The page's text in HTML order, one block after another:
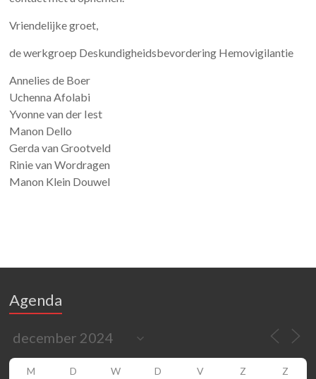
Vriendelijke groet,
de werkgroep Deskundigheidsbevordering Hemovigilantie
Annelies de Boer
Uchenna Afolabi
Yvonne van der Iest
Manon Dello
Gerda van Grootveld
Rinie van Wordragen
Manon Klein Douwel
Agenda
M D W D V Z Z